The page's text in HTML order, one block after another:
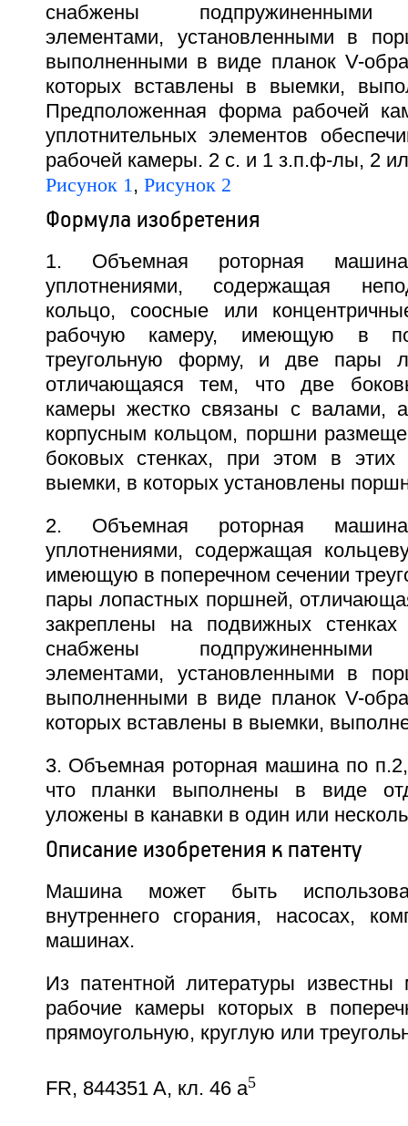
снабжены подпружиненными
элементами, установленными в
выполненными в виде планок V-
которых вставлены в выемки,
Предположенная форма рабочей
уплотнительных элементов
рабочей камеры. 2 с. и 1 з.п.ф-лы, 2
Рисунок 1, Рисунок 2
Формула изобретения
1. Объемная роторная
уплотнениями, содержащая
кольцо, соосные или
рабочую камеру, имеющую в
треугольную форму, и две пары
отличающаяся тем, что две
камеры жестко связаны с валами, а
корпусным кольцом, поршни
боковых стенках, при этом в этих
выемки, в которых установлены
2. Объемная роторная
уплотнениями, содержащая
имеющую в поперечном сечении
пары лопастных поршней,
закреплены на подвижных
снабжены подпружиненными
элементами, установленными в
выполненными в виде планок V-
которых вставлены в выемки,
3. Объемная роторная машина по
что планки выполнены в виде
уложены в канавки в один или
Описание изобретения к патенту
Машина может быть
внутреннего сгорания, насосах,
машинах.
Из патентной литературы
рабочие камеры которых в
прямоугольную, круглую или
FR, 844351 A, кл. 46 а5